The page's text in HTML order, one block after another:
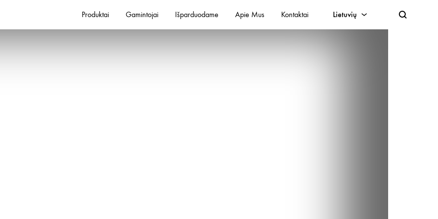
Produktai Gamintojai Išparduodame Apie Mus Kontaktai Lietuvių